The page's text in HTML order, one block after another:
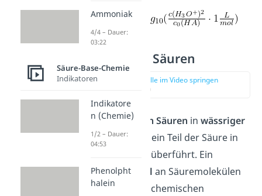
Mittelstarke Säuren
zur Stelle im Video springen
(02:44)
Beimittelstarken Säuren inwässriger
Lösungwird nur ein Teil der Säure in
überführt. Ein
relevanter Anteil an Säuremolekülen
verbleibt also im chemischen
Ammoniak
4/4 – Dauer:
03:22
Säure-Base-Chemie
Indikatoren
Indikatore
n (Chemie)
1/2 – Dauer:
04:53
Phenolpht
halein